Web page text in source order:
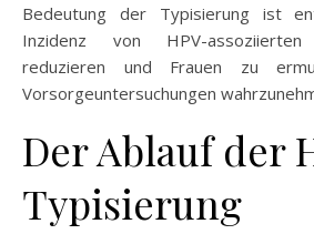
Bedeutung der Typisierung ist
Inzidenz von HPV-
reduzieren und Frauen zu
Vorsorgeuntersuchungen
Der Ablauf der
Typisierung